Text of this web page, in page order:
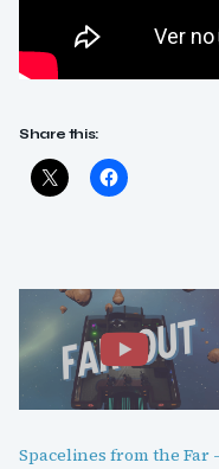
Share this:
Spacelines from the Far